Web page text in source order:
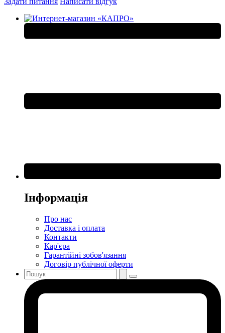
Інформація
Про нас
Доставка і оплата
Контакти
Кар'єра
Гарантійні зобов'язання
Договір публічної оферти